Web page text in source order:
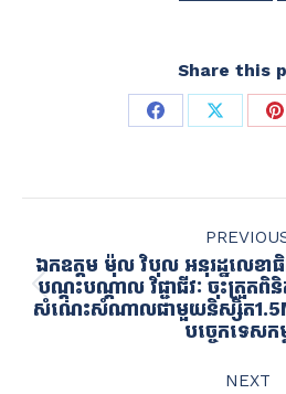
Share this
Share Share
NAVIGATION
ឯកឧត្តម ម៉ុល វិបុល អនុរដ្ឋលេខាធិ
បណ្តុះបណ្តាល វិជ្ជាជីវៈ​ ចុះត្រួត
សំណេះសំណាលជាមួយនិស្សិត​1.5M
បច្ចេកទេសកម្
NEXT